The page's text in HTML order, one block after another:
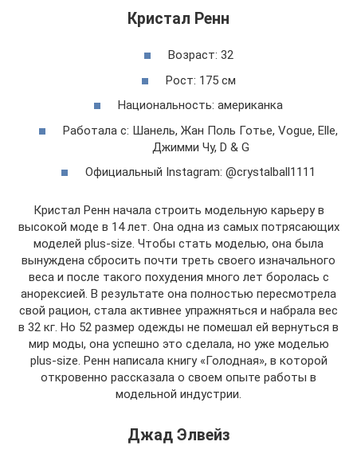
Кристал Ренн
Возраст: 32
Рост: 175 см
Национальность: американка
Работала с: Шанель, Жан Поль Готье, Vogue, Elle,
Джимми Чу, D & G
Официальный Instagram: @crystalball1111
Кристал Ренн начала строить модельную карьеру в
высокой моде в 14 лет. Она одна из самых потрясающих
моделей plus-size. Чтобы стать моделью, она была
вынуждена сбросить почти треть своего изначального
веса и после такого похудения много лет боролась с
анорексией. В результате она полностью пересмотрела
свой рацион, стала активнее упражняться и набрала вес
в 32 кг. Но 52 размер одежды не помешал ей вернуться в
мир моды, она успешно это сделала, но уже моделью
plus-size. Ренн написала книгу «Голодная», в которой
откровенно рассказала о своем опыте работы в
модельной индустрии.
Джад Элвейз